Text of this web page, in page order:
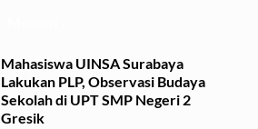
Mahasiswa UINSA Surabaya
Lakukan PLP, Observasi Budaya
Sekolah di UPT SMP Negeri 2
Gresik